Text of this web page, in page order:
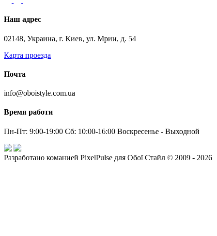
Наш адрес
02148, Украина, г. Киев, ул. Мрии, д. 54
Карта проезда
Почта
info@oboistyle.com.ua
Время работи
Пн-Пт: 9:00-19:00 Сб: 10:00-16:00 Воскресенье - Выходной
Разработано команией PixelPulse для Обої Стайл © 2009 - 2026